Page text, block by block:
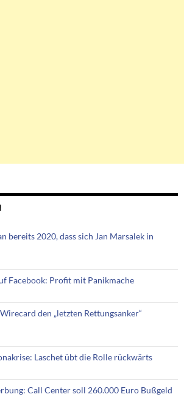
bereits 2020, dass sich Jan Marsalek in
Facebook: Profit mit Panikmache
den „letzten Rettungsanker“
Laschet übt die Rolle rückwärts
Call Center soll 260.000 Euro Bußgeld